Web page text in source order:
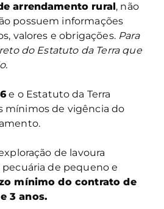
arrendamento rural, não
possuem informações
valores e obrigações. Para
do Estatuto da Terra que
e o Estatuto da Terra
mínimos de vigência do
de lavoura
de pequeno e
mínimo do contrato de
3 anos.